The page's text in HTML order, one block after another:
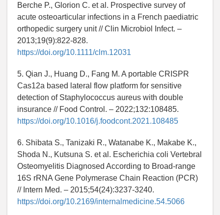
Berche P., Glorion C. et al. Prospective survey of
acute osteoarticular infections in a French paediatric
orthopedic surgery unit // Clin Microbiol Infect. –
2013;19(9):822-828.
https://doi.org/10.1111/clm.12031
5. Qian J., Huang D., Fang M. A portable CRISPR
Cas12a based lateral flow platform for sensitive
detection of Staphylococcus aureus with double
insurance // Food Control. – 2022;132:108485.
https://doi.org/10.1016/j.foodcont.2021.108485
6. Shibata S., Tanizaki R., Watanabe K., Makabe K.,
Shoda N., Kutsuna S. et al. Escherichia coli Vertebral
Osteomyelitis Diagnosed According to Broad-range
16S rRNA Gene Polymerase Chain Reaction (PCR)
// Intern Med. – 2015;54(24):3237-3240.
https://doi.org/10.2169/internalmedicine.54.5066